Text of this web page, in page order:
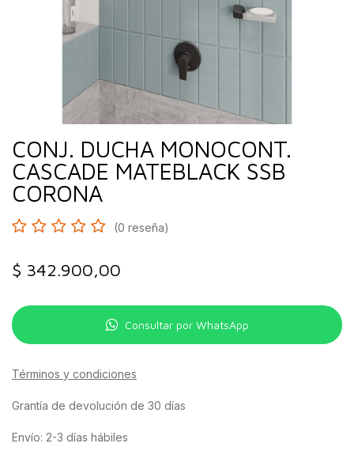
CONJ. DUCHA MONOCONT.
CASCADE MATEBLACK SSB
CORONA
(0 reseña)
$ 342.900,00
Consultar por WhatsApp
Términos y condiciones
Grantía de devolución de 30 días
Envío: 2-3 días hábiles